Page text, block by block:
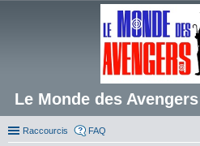
Le Monde des
Raccourcis FAQ